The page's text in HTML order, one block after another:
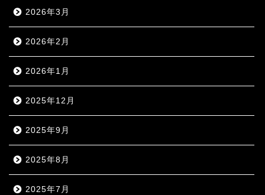
2026年3月
2026年2月
2026年1月
2025年12月
2025年9月
2025年8月
2025年7月